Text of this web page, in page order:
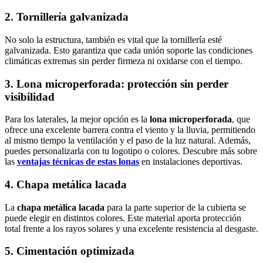
2. Tornillería galvanizada
No solo la estructura, también es vital que la tornillería esté
galvanizada. Esto garantiza que cada unión soporte las condiciones
climáticas extremas sin perder firmeza ni oxidarse con el tiempo.
3. Lona microperforada: protección sin perder
visibilidad
Para los laterales, la mejor opción es la lona microperforada, que
ofrece una excelente barrera contra el viento y la lluvia, permitiendo
al mismo tiempo la ventilación y el paso de la luz natural. Además,
puedes personalizarla con tu logotipo o colores. Descubre más sobre
las ventajas técnicas de estas lonas en instalaciones deportivas.
4. Chapa metálica lacada
La chapa metálica lacada para la parte superior de la cubierta se
puede elegir en distintos colores. Este material aporta protección
total frente a los rayos solares y una excelente resistencia al desgaste.
5. Cimentación optimizada